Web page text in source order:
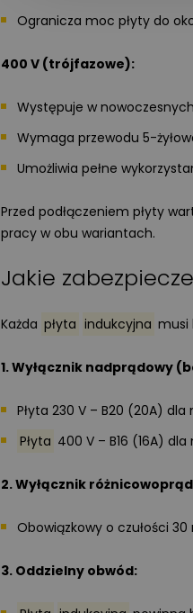
Ogranicza moc płyty do
400 V (trójfazowe):
Występuje w
Wymaga przewodu 5-
Umożliwia pełne
Przed podłączeniem płyty
pracy w obu wariantach.
Jakie
Każda płyta indukcyjna musi
1. Wyłącznik nadprądowy
Płyta 230 V – B20 (20A)
Płyta 400 V – B16 (16A)
2. Wyłącznik
Obowiązkowy o czułości
3. Oddzielny obwód: